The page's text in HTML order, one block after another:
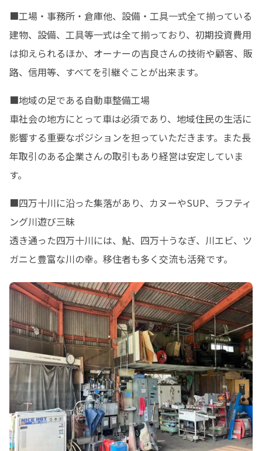
■工場・事務所・倉庫他、設備・工具一式全て揃っている
建物、設備、工具等一式は全て揃っており、初期投資費用
は抑えられるほか、オーナーの吉良さんの技術や顧客、販
路、信用等、すべてを引継ぐことが出来ます。
■地域の足である自動車整備工場
車社会の地方にとって車は必須であり、地域住民の生活に
影響する重要なポジションを担っていただきます。また長
年取引のある企業さんの取引もあり経営は安定していま
す。
■四万十川に沿った集落があり、カヌーやSUP、ラフティ
ング川遊び三昧
透き通った四万十川には、鮎、四万十うなぎ、川エビ、ツ
ガニと豊富な川の幸。移住者も多く交流も活発です。